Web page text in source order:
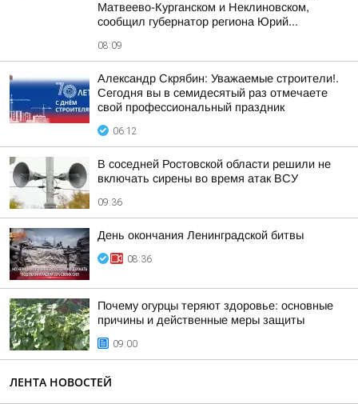
Матвеево-Курганском и Неклиновском,
сообщил губернатор региона Юрий...
08:09
Александр Скрябин: Уважаемые строители!.
Сегодня вы в семидесятый раз отмечаете
свой профессиональный праздник
06:12
В соседней Ростовской области решили не
включать сирены во время атак ВСУ
09:36
День окончания Ленинградской битвы
08:36
Почему огурцы теряют здоровье: основные
причины и действенные меры защиты
09:00
ЛЕНТА НОВОСТЕЙ